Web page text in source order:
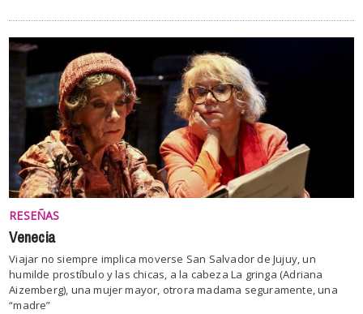
RESEÑAS
Venecia
Viajar no siempre implica moverse San Salvador de Jujuy, un
humilde prostíbulo y las chicas, a la cabeza La gringa (Adriana
Aizemberg), una mujer mayor, otrora madama seguramente, una
“madre”